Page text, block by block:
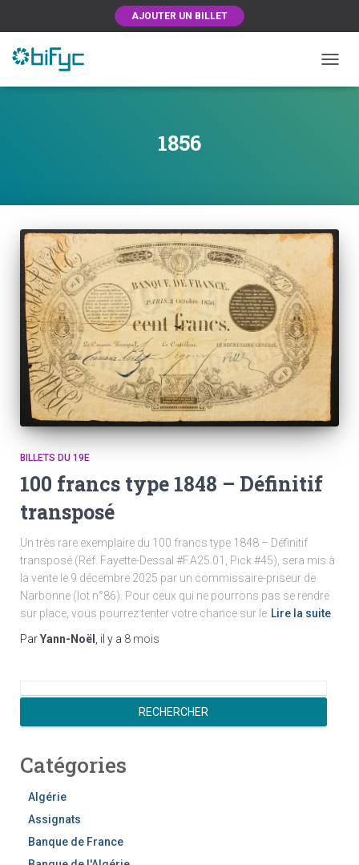
AJOUTER UN BILLET
1856
BILLETS DU 19E
100 francs type 1848 – Définitif
transposé
Un très rare exemplaire du 100 francs type 1848 – Définitif
transposé (Réf. Fayette-Dessal #F.A25.01, Pick #45), sera mis à
la vente le 9 décembre 2025 par un commissaire-priseur de
Narbonne (lot n°86). Pour ceux qui ne pourrons pas se rendre
sur place, vous pourrez tenter votre chance sur le Lire la suite
ParYann-Noël , il y a 8 mois
c
e
RECHERCHER
Catégories
Algérie
Assignats
Banque de France